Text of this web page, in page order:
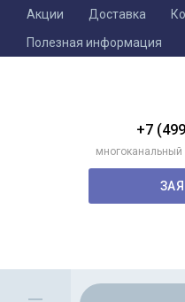
Акции Доставка
Полезная информация
+7